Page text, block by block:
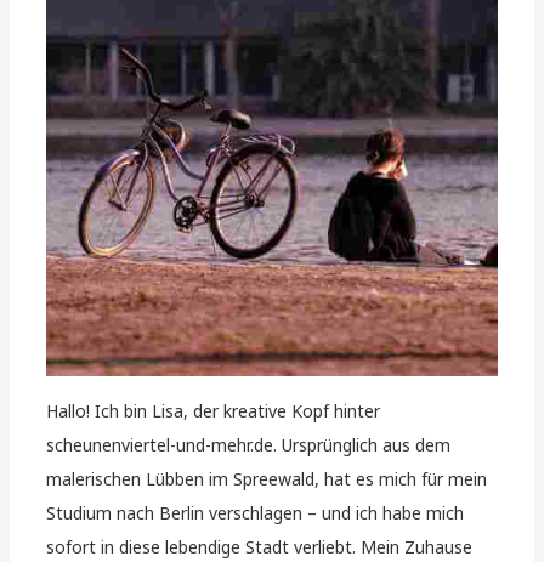
Hallo! Ich bin Lisa, der kreative Kopf hinter
scheunenviertel-und-mehr.de. Ursprünglich aus dem
malerischen Lübben im Spreewald, hat es mich für mein
Studium nach Berlin verschlagen – und ich habe mich
sofort in diese lebendige Stadt verliebt. Mein Zuhause